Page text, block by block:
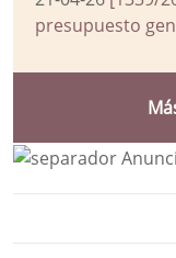
presupuesto